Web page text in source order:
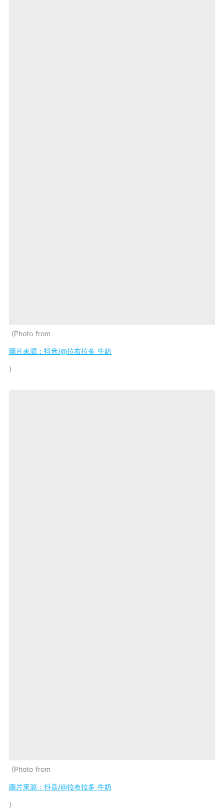
Photo from
圖片來源：抖音/@拉布拉多 牛奶
Photo from
圖片來源：抖音/@拉布拉多 牛奶